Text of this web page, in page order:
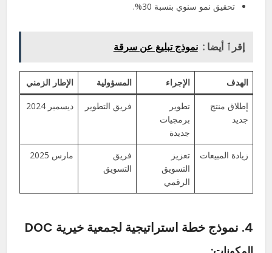
تحقيق نمو سنوي بنسبة 30%.
إقرٱ أيضا : نموذج تبليغ عن سرقة
الهدف الإجراء المسؤولية الإطار الزمني
إطلاق منتج
جديد
تطوير
برمجيات
جديدة
فريق التطوير ديسمبر 2024
زيادة المبيعات
تعزيز
التسويق
الرقمي
فريق
التسويق
مارس 2025
4. نموذج خطة استراتيجية لجمعية خيرية DOC